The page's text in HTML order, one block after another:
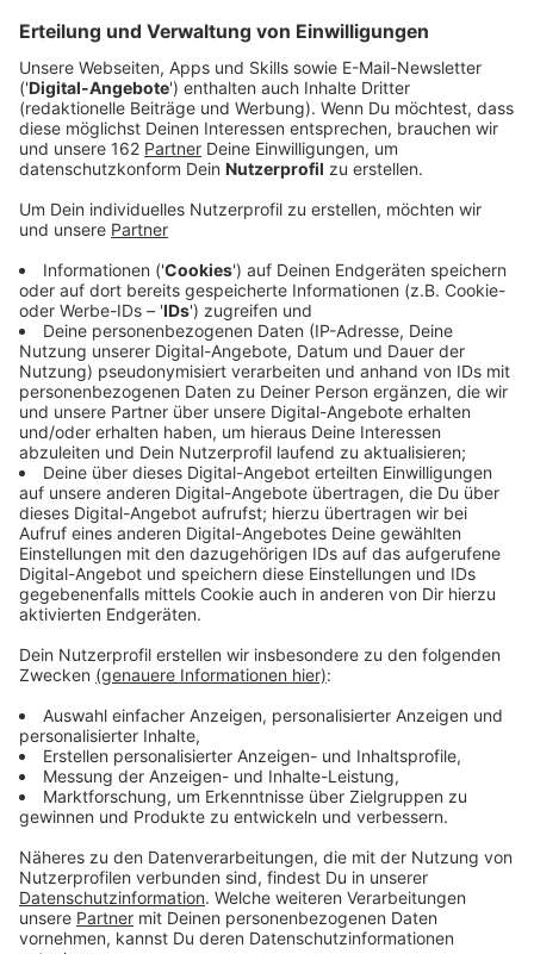
Anzeige
Neukirchen-Vluyn bekommt sieben neue
Mobilstationen. An zentralen Haltestellen sollen sie
mehr Service beim Bus- und Bahnfahren bieten. Dazu
gehören etwa digitale Anzeigen, überdachte
Fahrradparkplätze, E-Ladestationen und moderne
Bänke. Später sollen hier auch Leihräder gemietet
werden können - fürs bequeme Umsteigen vom Bus
aufs Rad. Rund 720.000 Euro fließen laut Stadt in den
Ausbau, 80 Prozent davon werden vom
Verkehrsministerium gefördert. Anfang nächsten
Jahres ist der Baustart geplant, bis zum Sommer 2026
soll alles fertig sein.
Anzeige
Überlegt werden auch Carsharing-Angebote
Anzeige
Die Stationen sollen Wege einfacher machen, indem
sie verschiedene Verkehrsmittel praktisch miteinander
verbinden. Wer mit dem Rad kommt, kann es z.B. sicher
abstellen und direkt in Bus oder Bahn umsteigen. An
einigen Standorten sind dafür sogar abschließbare
Fahrradboxen geplant. Bike+Ride-Anlagen soll es an
allen sieben Mobilstationen geben. Die Leihräder
sollen künftig von "Metropolradruhr" kommen.
Überlegt wird auch, später noch mit Carsharing-